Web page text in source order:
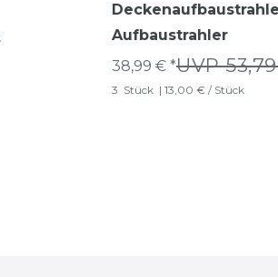
Aufbaustrahler
UVP
38,99 € *
3 Stück | 13,00 € / Stück